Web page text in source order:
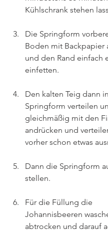
Kühlschrank stehen
Die Springform
Boden mit Backpapier
und den Rand einfach
einfetten.
Den kalten Teig dann
Springform verteilen
gleichmäßig mit den
andrücken und
vorher schon etwas
Dann die Springform
stellen.
Für die Füllung die
Johannisbeeren
abtrocken und darauf